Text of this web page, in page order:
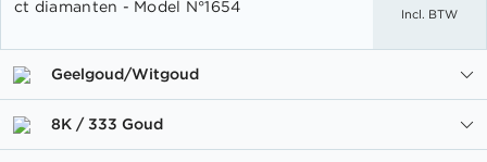
begin
de
afbeeldingen-
ct diamanten - Model N°1654
Incl. BTW
Geelgoud/Witgoud
8K / 333 Goud